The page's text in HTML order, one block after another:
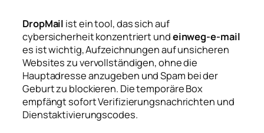
DropMail ist ein tool, das sich auf
cybersicherheit konzentriert undeinweg-e-mail
es ist wichtig, Aufzeichnungen auf unsicheren
Websites zu vervollständigen, ohne die
Hauptadresse anzugeben und Spam bei der
Geburt zu blockieren. Die temporäre Box
empfängt sofort Verifizierungsnachrichten und
Dienstaktivierungscodes.